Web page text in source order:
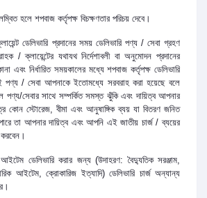
হলে শপবাজ কর্তৃপক্ষ বিচক্ষণতার পরিচয় দেবে।
ডেলিভারি প্রদানের সময় ডেলিভারি পণ্য / সেবা গ্রহণ
/ ক্লায়েন্টের যথাযথ নির্দেশাবলী বা অনুমোদন প্রদানের
এবং নির্ধারিত সময়কালের মধ্যে শপবাজ কর্তৃপক্ষ ডেলিভারি
পণ্য / সেবা আপনাকে ইতোমধ্যে সরবরাহ করা হয়েছে বলে
পণ্য/সেবার সাথে সম্পর্কিত সমস্ত ঝুঁকি এবং দায়িত্ব আপনার
কোন স্টোরেজ, বীমা এবং আনুষাঙ্গিক ব্যয় যা বিতরণ জনিত
তা আপনার দায়িত্ব এবং আপনি এই জাতীয় চার্জ / ব্যয়ের
ডেলিভারি করার জন্য (উদাহরণ: বৈদ্যুতিক সরঞ্জাম,
আইটেম, ক্রোকারিজ ইত্যাদি) ডেলিভারি চার্জ অন্যান্য